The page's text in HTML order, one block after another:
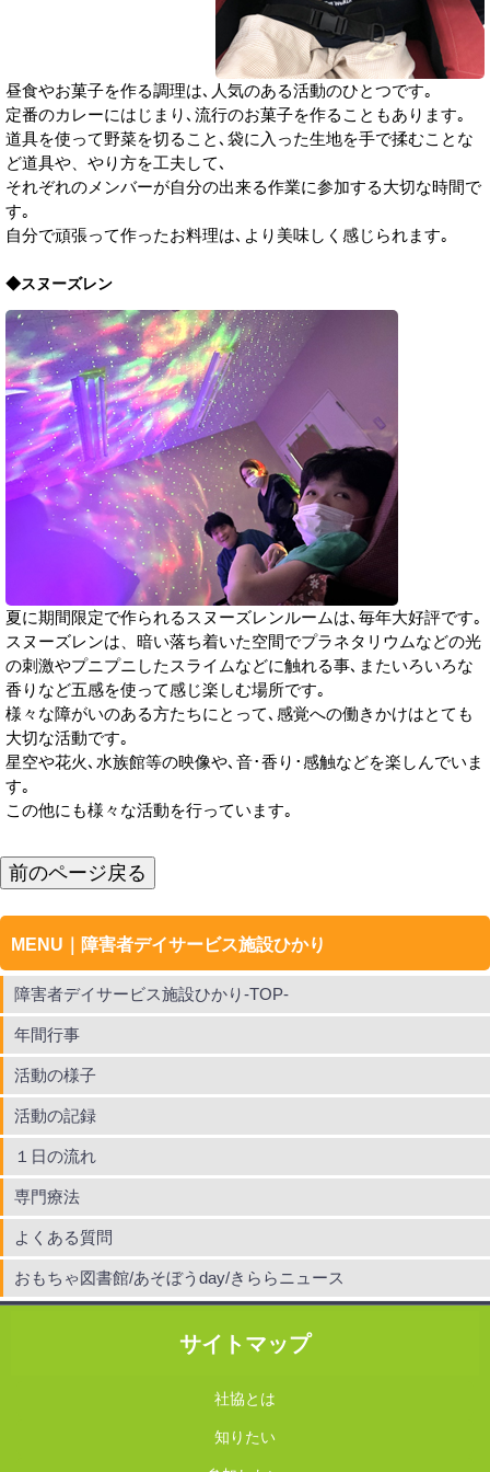
昼食やお菓子を作る調理は､人気のある活動のひとつです｡
定番のカレーにはじまり､流行のお菓子を作ることもあります｡
道具を使って野菜を切ること､袋に入った生地を手で揉むことな
ど道具や、やり方を工夫して､
それぞれのメンバーが自分の出来る作業に参加する大切な時間で
す｡
自分で頑張って作ったお料理は､より美味しく感じられます｡
◆スヌーズレン
夏に期間限定で作られるスヌーズレンルームは､毎年大好評です｡
スヌーズレンは、暗い落ち着いた空間でプラネタリウムなどの光
の刺激やプニプニしたスライムなどに触れる事､またいろいろな
香りなど五感を使って感じ楽しむ場所です｡
様々な障がいのある方たちにとって､感覚への働きかけはとても
大切な活動です｡
星空や花火､水族館等の映像や､音･香り･感触などを楽しんでいま
す｡
この他にも様々な活動を行っています｡
前のページ戻る
MENU｜障害者デイサービス施設ひかり
障害者デイサービス施設ひかり-TOP-
年間行事
活動の様子
活動の記録
１日の流れ
専門療法
よくある質問
おもちゃ図書館/あそぼうday/きららニュース
サイトマップ
社協とは
知りたい